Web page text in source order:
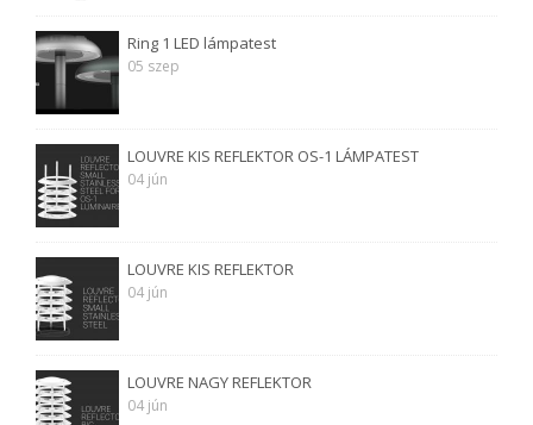
Ring 1 LED lámpatest
05 szep
LOUVRE KIS REFLEKTOR OS-1 LÁMPATEST
04 jún
LOUVRE KIS REFLEKTOR
04 jún
LOUVRE NAGY REFLEKTOR
04 jún